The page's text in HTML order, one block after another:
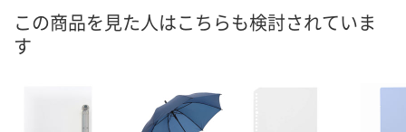
8月25日（火）まで
この商品を見た人はこちらも検討されていま
す